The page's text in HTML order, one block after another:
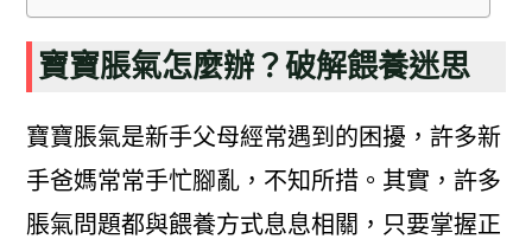
寶寶脹氣怎麼辦？破解餵養迷思
寶寶脹氣是新手父母經常遇到的困擾，許多新
手爸媽常常手忙腳亂，不知所措。其實，許多
脹氣問題都與餵養方式息息相關，只要掌握正